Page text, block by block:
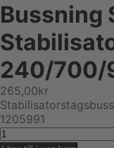
Bussning
240/700/
265,00kr
1205991
Bussning